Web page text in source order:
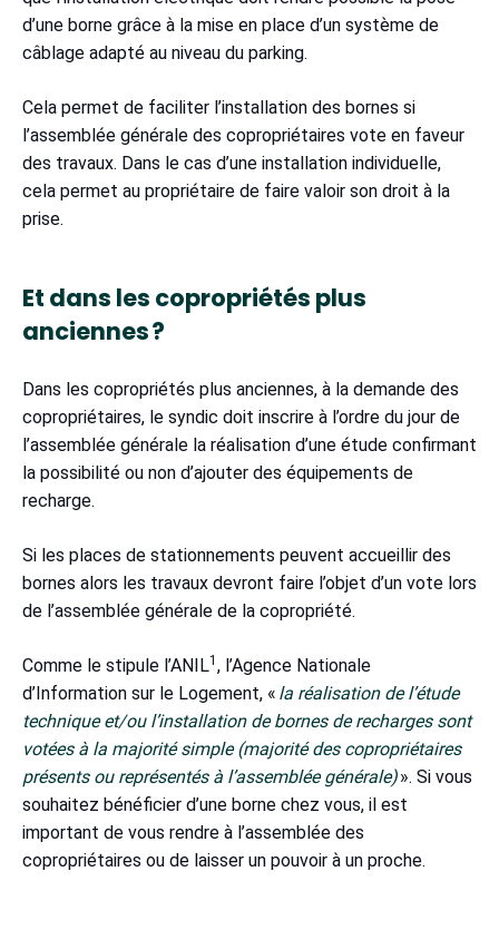
d’une borne grâce à la mise en place d’un système de
câblage adapté au niveau du parking.
Cela permet de faciliter l’installation des bornes si
l’assemblée générale des copropriétaires vote en faveur
des travaux. Dans le cas d’une installation individuelle,
cela permet au propriétaire de faire valoir son droit à la
prise.
Et dans les copropriétés plus
anciennes ?
Dans les copropriétés plus anciennes, à la demande des
copropriétaires, le syndic doit inscrire à l’ordre du jour de
l’assemblée générale la réalisation d’une étude confirmant
la possibilité ou non d’ajouter des équipements de
recharge.
Si les places de stationnements peuvent accueillir des
bornes alors les travaux devront faire l’objet d’un vote lors
de l’assemblée générale de la copropriété.
Comme le stipule l’ANIL1 , l’Agence Nationale
d’Information sur le Logement, « la réalisation de l’étude
technique et/ou l’installation de bornes de recharges sont
votées à la majorité simple (majorité des copropriétaires
présents ou représentés à l’assemblée générale)». Si vous
souhaitez bénéficier d’une borne chez vous, il est
important de vous rendre à l’assemblée des
copropriétaires ou de laisser un pouvoir à un proche.